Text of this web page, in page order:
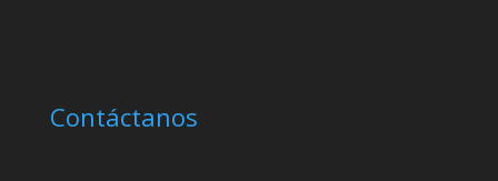
Contáctanos